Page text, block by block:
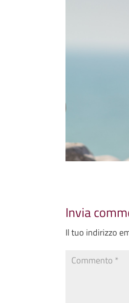
Invia
Il tuo indirizzo